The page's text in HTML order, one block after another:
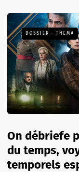
DOSSIER - THEMA
On débriefe
du temps,
temporels